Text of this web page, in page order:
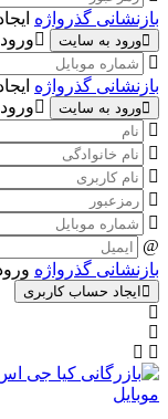
بازنشانی گذرواژه
ورود به سایت
بازنشانی گذرواژه
ورود به سایت
بازنشانی گذرواژه
ایجاد حساب کاربری